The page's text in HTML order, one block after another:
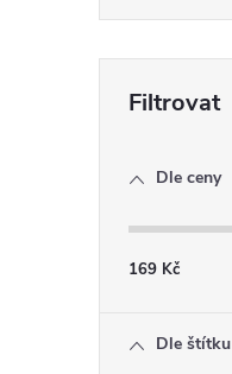
Dle ceny
169 Kč
Dle štítku